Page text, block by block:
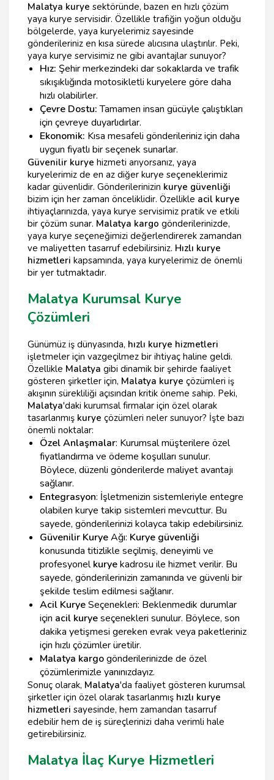
Malatya kurye sektöründe, bazen en hızlı çözüm
yaya kurye servisidir. Özellikle trafiğin yoğun olduğu
bölgelerde, yaya kuryelerimiz sayesinde
gönderileriniz en kısa sürede alıcısına ulaştırılır. Peki,
yaya kurye servisimiz ne gibi avantajlar sunuyor?
Hız: Şehir merkezindeki dar sokaklarda ve trafik
sıkışıklığında motosikletli kuryelere göre daha
hızlı olabilirler.
Çevre Dostu:Tamamen insan gücüyle çalıştıkları
için çevreye duyarlıdırlar.
Ekonomik: Kısa mesafeli gönderileriniz için daha
uygun fiyatlı bir seçenek sunarlar.
Güvenilir kurye hizmeti arıyorsanız, yaya
kuryelerimiz de en az diğer kurye seçeneklerimiz
kadar güvenlidir. Gönderilerinizin kurye güvenliği
bizim için her zaman önceliklidir. Özellikle acil kurye
ihtiyaçlarınızda, yaya kurye servisimiz pratik ve etkili
bir çözüm sunar. Malatya kargo gönderilerinizde,
yaya kurye seçeneğimizi değerlendirerek zamandan
ve maliyetten tasarruf edebilirsiniz. Hızlı kurye
hizmetleri kapsamında, yaya kuryelerimiz de önemli
bir yer tutmaktadır.
Malatya Kurumsal Kurye
Çözümleri
Günümüz iş dünyasında, hızlı kurye hizmetleri
işletmeler için vazgeçilmez bir ihtiyaç haline geldi.
Özellikle Malatya gibi dinamik bir şehirde faaliyet
gösteren şirketler için, Malatya kurye çözümleri iş
akışının sürekliliği açısından kritik öneme sahip. Peki,
Malatya'daki kurumsal firmalar için özel olarak
tasarlanmış kurye çözümleri neler sunuyor? İşte bazı
önemli noktalar:
Özel Anlaşmalar: Kurumsal müşterilere özel
fiyatlandırma ve ödeme koşulları sunulur.
Böylece, düzenli gönderilerde maliyet avantajı
sağlanır.
Entegrasyon: İşletmenizin sistemleriyle entegre
olabilen kurye takip sistemleri mevcuttur. Bu
sayede, gönderilerinizi kolayca takip edebilirsiniz.
Güvenilir KuryeAğı: Kurye güvenliği
konusunda titizlikle seçilmiş, deneyimli ve
profesyonelkuryekadrosu ile hizmet verilir. Bu
sayede, gönderilerinizin zamanında ve güvenli bir
şekilde teslim edilmesi sağlanır.
Acil KuryeSeçenekleri: Beklenmedik durumlar
için acil kuryeseçenekleri sunulur. Böylece, son
dakika yetişmesi gereken evrak veya paketleriniz
için hızlı çözümler üretilir.
Malatya kargogönderilerinizde de özel
çözümlerimizle yanınızdayız.
Sonuç olarak, Malatya'da faaliyet gösteren kurumsal
şirketler için özel olarak tasarlanmış hızlı kurye
hizmetleri sayesinde, hem zamandan tasarruf
edebilir hem de iş süreçlerinizi daha verimli hale
getirebilirsiniz.
Malatya İlaç Kurye Hizmetleri